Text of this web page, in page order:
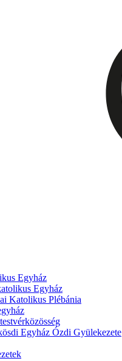
Egyház
Egyház
Katolikus Plébánia
Egyház Ózdi Gyülekezete